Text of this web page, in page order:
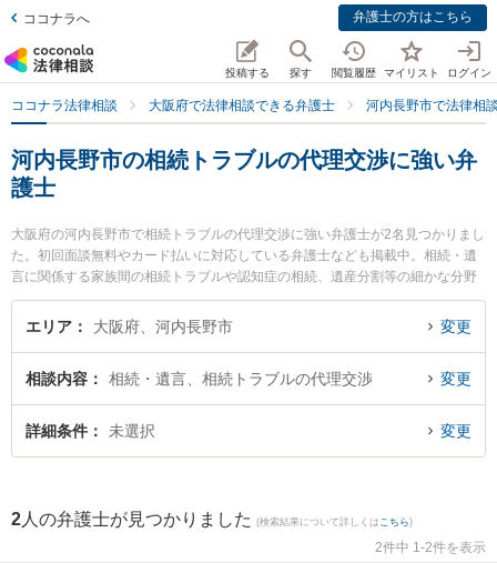
ココナラへ 弁護士の方はこちら
投稿する 探す 閲覧履歴 マイリスト ログイン
ココナラ法律相談 大阪府で法律相談できる弁護士 河内長野市で法律相
河内長野市の相続トラブルの代理交渉に強い弁
護士
大阪府の河内長野市で相続トラブルの代理交渉に強い弁護士が2名見つかりまし
た。初回面談無料やカード払いに対応している弁護士なども掲載中。相続・遺
言に関係する家族間の相続トラブルや認知症の相続、遺産分割等の細かな分野
での絞り込み検索もでき便利です。特に大阪南法律事務所の河合 洋次弁護士や
大阪南法律事務所の原田 章恵弁護士のプロフィール情報や弁護士費用、強みな
渉のトラブル解決の実績豊富な近くの弁護士を検索したい』『初回相談無料で
相続トラブルの代理交渉を法律相談できる河内長野市内の弁護士に相談予約し
たい』などでお困りの相談者さんにおすすめです。
エリア 大阪府、河内長野市 変更
相談内容 相続・遺言、相続トラブルの代理交渉 変更
詳細条件 未選択 変更
2 人の弁護士が見つかりました (検索結果について詳しくは こちら)
2件中 1-2件を表示